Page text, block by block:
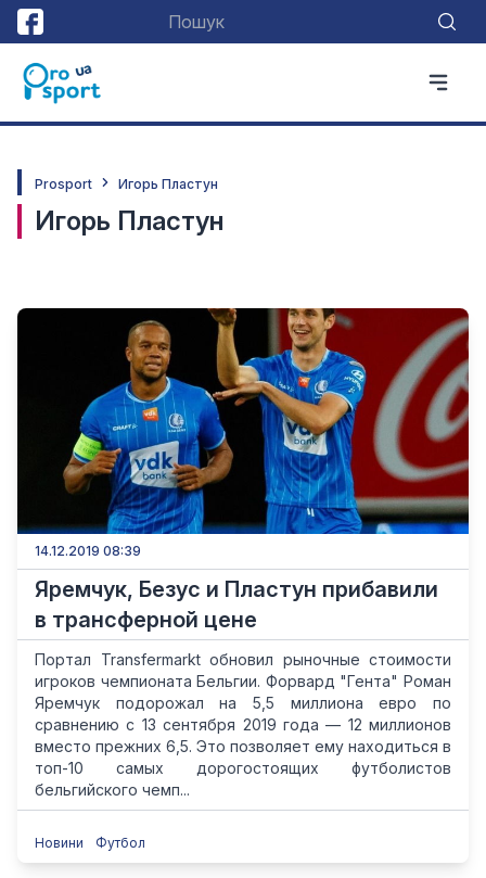
Prosport Игорь Пластун
Игорь Пластун
14.12.2019 08:39
Яремчук, Безус и Пластун прибавили
в трансферной цене
Портал Transfermarkt обновил рыночные стоимости
игроков чемпионата Бельгии. Форвард "Гента" Роман
Яремчук подорожал на 5,5 миллиона евро по
сравнению с 13 сентября 2019 года — 12 миллионов
вместо прежних 6,5. Это позволяет ему находиться в
топ-10 самых дорогостоящих футболистов
бельгийского чемп...
Новини Футбол